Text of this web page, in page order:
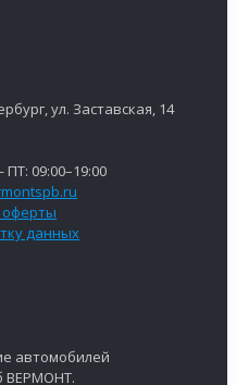
ул. Заставская, 14
09:00–19:00
оферты
данных
автомобилей
ВЕРМОНТ.